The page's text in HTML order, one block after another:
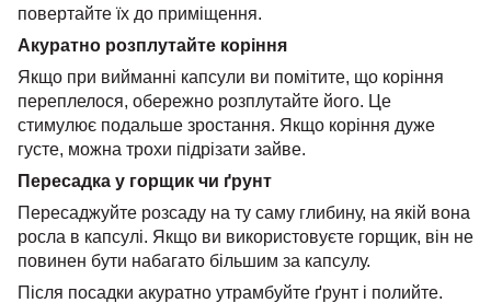
повертайте їх до приміщення.
Акуратно розплутайте коріння
Якщо при вийманні капсули ви помітите, що коріння
переплелося, обережно розплутайте його. Це
стимулює подальше зростання. Якщо коріння дуже
густе, можна трохи підрізати зайве.
Пересадка у горщик чи ґрунт
Пересаджуйте розсаду на ту саму глибину, на якій вона
росла в капсулі. Якщо ви використовуєте горщик, він не
повинен бути набагато більшим за капсулу.
Після посадки акуратно утрамбуйте ґрунт і полийте.